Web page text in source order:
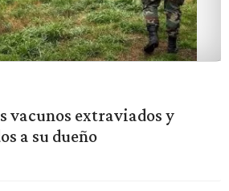
vacunos extraviados y
a su dueño